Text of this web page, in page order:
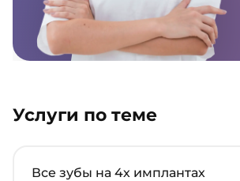
Услуги по теме
Все зубы на 4х имплантах